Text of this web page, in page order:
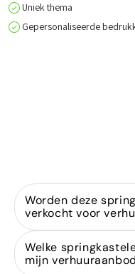
Uniek thema
Gepersonaliseerde
Worden deze
verkocht voor
Ja, wij zijn
springkastelenvoor
zijn ontworpen voor
Welke
mijn